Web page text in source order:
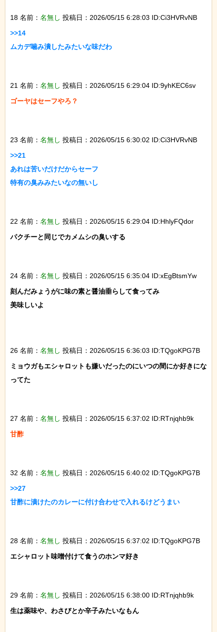
18 名前： 名無し 投稿日：2026/05/15 6:28:03 ID:Ci3HVRvNB
>>14
ムカデ噛み潰したみたいな味だわ
21 名前： 名無し 投稿日：2026/05/15 6:29:04 ID:9yhKEC6sv
ゴーヤはセーフやろ？
23 名前： 名無し 投稿日：2026/05/15 6:30:02 ID:Ci3HVRvNB
>>21
あれは苦いだけだからセーフ
特有の臭みみたいなの無いし
22 名前： 名無し 投稿日：2026/05/15 6:29:04 ID:HhlyFQdor
パクチーと同じでカメムシの臭いする
24 名前： 名無し 投稿日：2026/05/15 6:35:04 ID:xEgBtsmYw
刻んだみょうがに味の素と醤油垂らして食ってみ
美味しいよ
26 名前： 名無し 投稿日：2026/05/15 6:36:03 ID:TQgoKPG7B
ミョウガもエシャロットも嫌いだったのにいつの間にか好きにな
ってた
27 名前： 名無し 投稿日：2026/05/15 6:37:02 ID:RTnjqhb9k
甘酢
32 名前： 名無し 投稿日：2026/05/15 6:40:02 ID:TQgoKPG7B
>>27
甘酢に漬けたのカレーに付け合わせで入れるけどうまい
28 名前： 名無し 投稿日：2026/05/15 6:37:02 ID:TQgoKPG7B
エシャロット味噌付けて食うのホンマ好き
29 名前： 名無し 投稿日：2026/05/15 6:38:00 ID:RTnjqhb9k
生は薬味や、わさびとか辛子みたいなもん